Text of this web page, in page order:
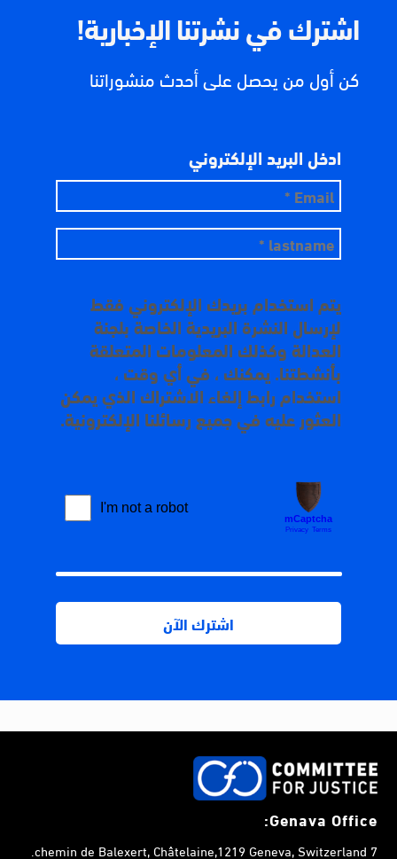
اشترك في نشرتنا الإخبارية!
كن أول من يحصل على أحدث منشوراتنا
ادخل البريد الإلكتروني
يتم استخدام بريدك الإلكتروني فقط
لإرسال النشرة البريدية الخاصة بلجنة
العدالة وكذلك المعلومات المتعلقة
بأنشطتنا. يمكنك ، في أي وقت ،
استخدام رابط إلغاء الاشتراك الذي يمكن
العثور عليه في جميع رسائلنا الإلكترونية.
Genava Office:
7 chemin de Balexert, Châtelaine,1219 Geneva, Switzerland.